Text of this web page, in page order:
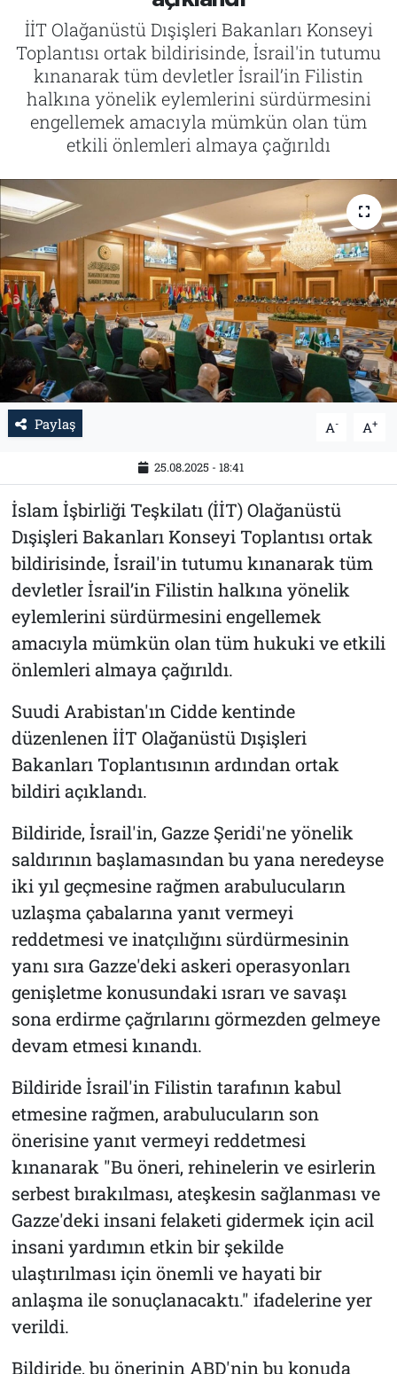
İİT Olağanüstü Dışişleri Bakanları Konseyi
Toplantısı ortak bildirisinde, İsrail'in tutumu
kınanarak tüm devletler İsrail’in Filistin
halkına yönelik eylemlerini sürdürmesini
engellemek amacıyla mümkün olan tüm
etkili önlemleri almaya çağırıldı
Paylaş A- A+
25.08.2025 - 18:41
İslam İşbirliği Teşkilatı (İİT) Olağanüstü
Dışişleri Bakanları Konseyi Toplantısı ortak
bildirisinde, İsrail'in tutumu kınanarak tüm
devletler İsrail’in Filistin halkına yönelik
eylemlerini sürdürmesini engellemek
amacıyla mümkün olan tüm hukuki ve etkili
önlemleri almaya çağırıldı.
Suudi Arabistan'ın Cidde kentinde
düzenlenen İİT Olağanüstü Dışişleri
Bakanları Toplantısının ardından ortak
bildiri açıklandı.
Bildiride, İsrail'in, Gazze Şeridi'ne yönelik
saldırının başlamasından bu yana neredeyse
iki yıl geçmesine rağmen arabulucuların
uzlaşma çabalarına yanıt vermeyi
reddetmesi ve inatçılığını sürdürmesinin
yanı sıra Gazze'deki askeri operasyonları
genişletme konusundaki ısrarı ve savaşı
sona erdirme çağrılarını görmezden gelmeye
devam etmesi kınandı.
Bildiride İsrail'in Filistin tarafının kabul
etmesine rağmen, arabulucuların son
önerisine yanıt vermeyi reddetmesi
kınanarak "Bu öneri, rehinelerin ve esirlerin
serbest bırakılması, ateşkesin sağlanması ve
Gazze'deki insani felaketi gidermek için acil
insani yardımın etkin bir şekilde
ulaştırılması için önemli ve hayati bir
anlaşma ile sonuçlanacaktı." ifadelerine yer
verildi.
Bildiride, bu önerinin ABD'nin bu konuda
Tarih
İletişim
Künye